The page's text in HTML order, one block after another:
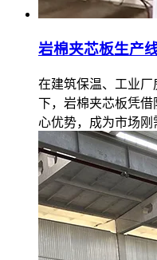
岩棉夹芯板生产
在建筑保温、工业
下，岩棉夹芯板凭
心优势，成为市场